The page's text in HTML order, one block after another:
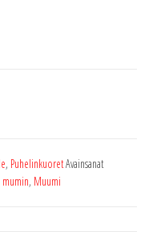
, PuhelinkuoretAvainsanat
mumin, Muumi